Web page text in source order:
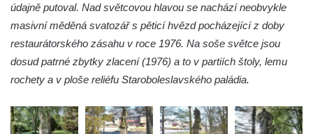
na radnici v Českých Budějovicích
Pamětní deska na biskupské rezidenci v
Českých Budějovicích
Pamětní deska Josefa Hloucha na
biskupské rezidenci v Českých
Budějovicích
Socha žáby u rybníčku na Náměstí v
údajně putoval. Nad světcovou hlavou se nachází neobvykle
masivní měděná svatozář s pěticí hvězd pocházející z doby
restaurátorského zásahu v roce 1976. Na soše světce jsou
dosud patrné zbytky zlacení (1976) a to v partiích štoly, lemu
rochety a v ploše reliéfu Staroboleslavského paládia.